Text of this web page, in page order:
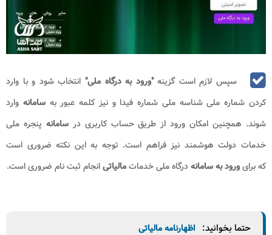
سپس لازم است گزینه"ورود به درگاه ملی" انتخاب شود و با وارد
کردن شماره ملی شناسه ملی شماره فیدا و نیز کلمه عبور بهسامانه وارد
شوند. همچنین امکان ورود از طریق حساب کاربری درسامانه پنجره ملی
خدمات دولت هوشمند نیز فراهم است. توجه به این نکته ضروری است
که برایورود به سامانهدرگاه ملی خدماتمالیاتیانجام ثبت نام ضروری است.
حتما بخوانید: اظهارنامه مالیاتی